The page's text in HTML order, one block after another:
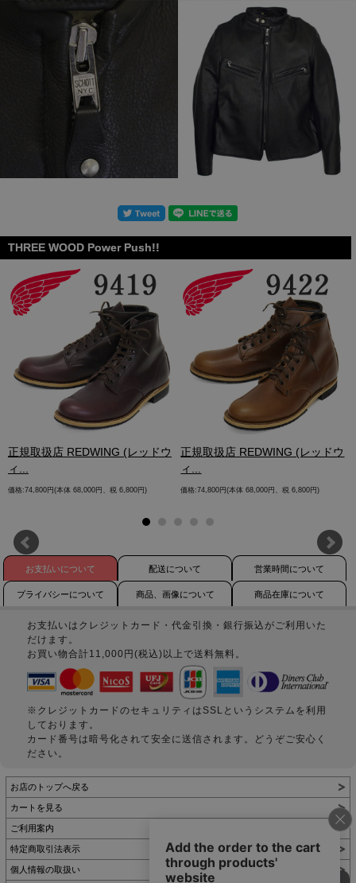
THREE WOOD Power Push!!
正規取扱店 REDWING (レッドウ
ィ...
価格:74,800円(本体 68,000円、税 6,800円)
正規取扱店 REDWING (レッドウ
ィ...
価格:74,800円(本体 68,000円、税 6,800円)
お支払いについて 配送について 営業時間について
プライバシーについて 商品、画像について 商品在庫について
お支払いはクレジットカード・代金引換・銀行振込がご利用いた
だけます。
お買い物合計11,000円(税込)以上で送料無料。
※クレジットカードのセキュリティはSSLというシステムを利用
しております。
カード番号は暗号化されて安全に送信されます。どうぞご安心く
ださい。
お店のトップへ戻る
カートを見る
ご利用案内
特定商取引法表示
個人情報の取扱い